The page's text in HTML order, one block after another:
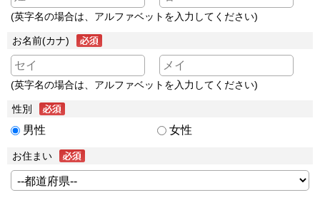
(英字名の場合は、アルファベットを入力してください)
お名前(カナ)
(英字名の場合は、アルファベットを入力してください)
性別
男性 女性
お住まい